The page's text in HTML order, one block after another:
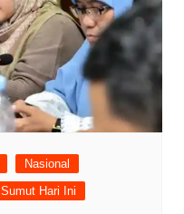
Nasional
Sumut Hari Ini